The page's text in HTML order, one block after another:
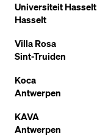
Universiteit Hasselt
Hasselt
Villa Rosa
Sint-Truiden
Koca
Antwerpen
KAVA
Antwerpen